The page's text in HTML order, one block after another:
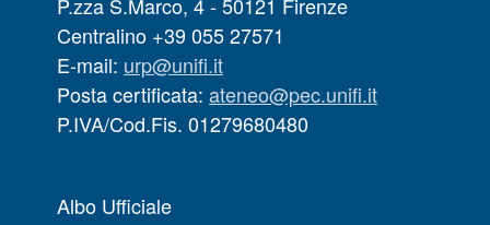
Centralino +39 055 27571
E-mail: urp@unifi.it
Posta certificata: ateneo@pec.unifi.it
P.IVA/Cod.Fis. 01279680480
Albo Ufficiale